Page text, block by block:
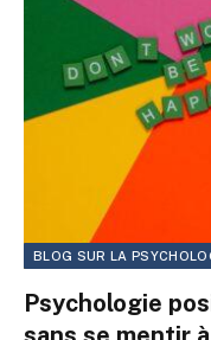
BLOG SUR LA
Psychologie